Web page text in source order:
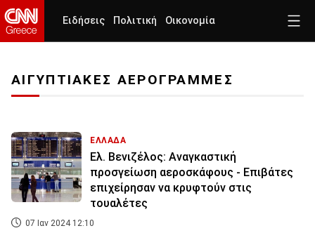
Ειδήσεις Πολιτική Οικονομία
ΑΙΓΥΠΤΙΑΚΕΣ ΑΕΡΟΓΡΑΜΜΕΣ
ΕΛΛΑΔΑ
Ελ. Βενιζέλος: Αναγκαστική
προσγείωση αεροσκάφους - Επιβάτες
επιχείρησαν να κρυφτούν στις
τουαλέτες
07 Ιαν 2024 12:10